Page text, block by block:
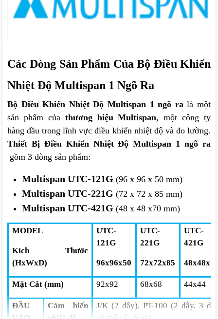
Các Dòng Sản Phẩm Của Bộ Điều Khiển
Nhiệt Độ Multispan 1 Ngõ Ra
Bộ Điều Khiển Nhiệt Độ Multispan 1 ngõ ra là một
sản phẩm của thương hiệu Multispan, một công ty
hàng đầu trong lĩnh vực điều khiển nhiệt độ và đo lường.
Thiết Bị Điều Khiển Nhiệt Độ Multispan 1 ngõ ra
gồm 3 dòng sản phẩm:
Multispan UTC-121G (96 x 96 x 50 mm)
Multispan UTC-221G (72 x 72 x 85 mm)
Multispan UTC-421G (48 x 48 x70 mm)
MODEL
Kích Thước
(HxWxD)
UTC-
121G
96x96x50
UTC-
221G
72x72x85
UTC-
421G
Mặt Cắt (mm) 92x92 68x68 44x44
ĐẦU
Cảm biến
J/K (2 dây), PT-100 (2 dây, 3